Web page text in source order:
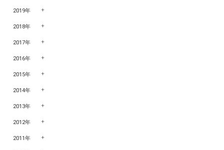
2019年
2018年
2017年
2016年
2015年
2014年
2013年
2012年
2011年